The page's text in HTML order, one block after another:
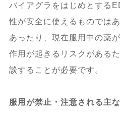
バイアグラをはじめとする
性が安全に使えるものでは
あったり、現在服用中の薬
作用が起きるリスクがある
談することが必要です。
服用が禁止・注意される主